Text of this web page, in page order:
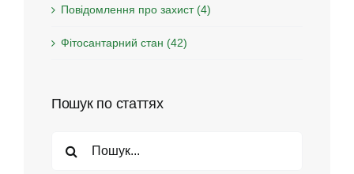
Повідомлення про захист (4)
Фітосантарний стан (42)
Пошук по статтях
for: